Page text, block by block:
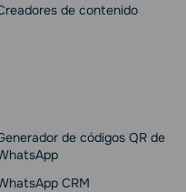
de contenido
de códigos QR de
CRM